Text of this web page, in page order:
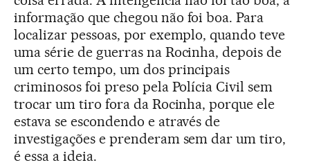
informação que chegou não foi boa. Para
localizar pessoas, por exemplo, quando teve
uma série de guerras na Rocinha, depois de
um certo tempo, um dos principais
criminosos foi preso pela Polícia Civil sem
trocar um tiro fora da Rocinha, porque ele
estava se escondendo e através de
investigações e prenderam sem dar um tiro,
é essa a ideia.